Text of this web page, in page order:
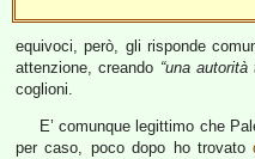
equivoci, però, gli risponde
attenzione, creando “una
coglioni.
E’ comunque legittimo che
per caso, poco dopo ho trovato